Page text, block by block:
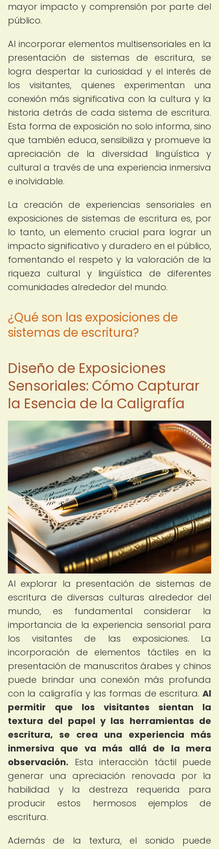
mayor impacto y comprensión por parte del
público.
Al incorporar elementos multisensoriales en la
presentación de sistemas de escritura, se
logra despertar la curiosidad y el interés de
los visitantes, quienes experimentan una
conexión más significativa con la cultura y la
historia detrás de cada sistema de escritura.
Esta forma de exposición no solo informa, sino
que también educa, sensibiliza y promueve la
apreciación de la diversidad lingüística y
cultural a través de una experiencia inmersiva
e inolvidable.
La creación de experiencias sensoriales en
exposiciones de sistemas de escritura es, por
lo tanto, un elemento crucial para lograr un
impacto significativo y duradero en el público,
fomentando el respeto y la valoración de la
riqueza cultural y lingüística de diferentes
comunidades alrededor del mundo.
¿Qué son las exposiciones de
sistemas de escritura?
Diseño de Exposiciones
Sensoriales: Cómo Capturar
la Esencia de la Caligrafía
Al explorar la presentación de sistemas de
escritura de diversas culturas alrededor del
mundo, es fundamental considerar la
importancia de la experiencia sensorial para
los visitantes de las exposiciones. La
incorporación de elementos táctiles en la
presentación de manuscritos árabes y chinos
puede brindar una conexión más profunda
con la caligrafía y las formas de escritura. Al
permitir que los visitantes sientan la
textura del papel y las herramientas de
escritura, se crea una experiencia más
inmersiva que va más allá de la mera
observación. Esta interacción táctil puede
generar una apreciación renovada por la
habilidad y la destreza requerida para
producir estos hermosos ejemplos de
escritura.
Además de la textura, el sonido puede